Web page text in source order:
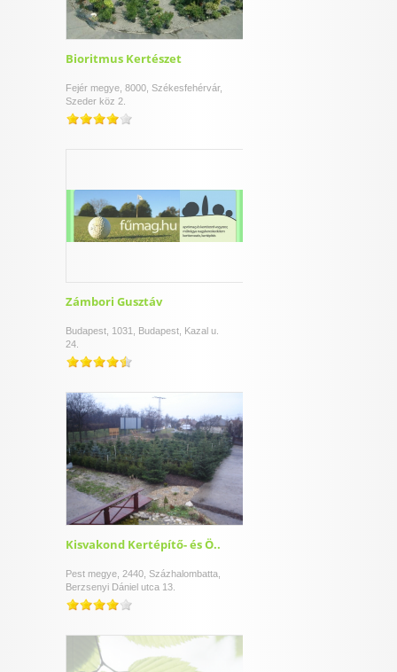
Bioritmus Kertészet
Fejér megye, 8000, Székesfehérvár,
Szeder köz 2.
Zámbori Gusztáv
Budapest, 1031, Budapest, Kazal u.
24.
Kisvakond Kertépítő- és Ö..
Pest megye, 2440, Százhalombatta,
Berzsenyi Dániel utca 13.